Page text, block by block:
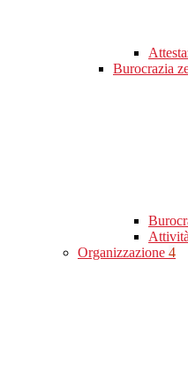
Burocrazia
Organizzazione 4